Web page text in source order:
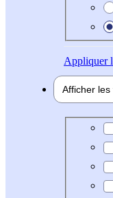
Appliquer
Afficher
Type de